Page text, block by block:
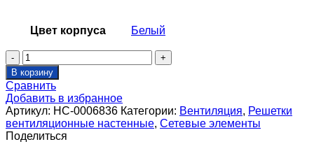
Цвет корпуса Белый
Количество
товара
Решетка
инерционная
SHUFT
GA
600*300
В корзину
Сравнить
Добавить в избранное
Артикул: НС-0006836 Категории: Вентиляция, Решетки
вентиляционные настенные, Сетевые элементы
Поделиться